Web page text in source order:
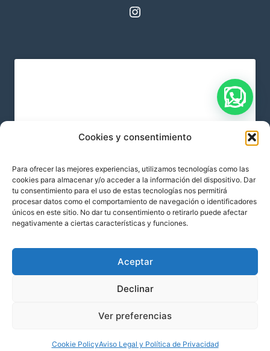
Cookies y consentimiento
Para ofrecer las mejores experiencias, utilizamos tecnologías como las
cookies para almacenar y/o acceder a la información del dispositivo. Dar
tu consentimiento para el uso de estas tecnologías nos permitirá
procesar datos como el comportamiento de navegación o identificadores
únicos en este sitio. No dar tu consentimiento o retirarlo puede afectar
negativamente a ciertas características y funciones.
Aceptar
Declinar
Ver preferencias
Cookie PolicyAviso Legal y Política de Privacidad
Instagram
marketing y permitir este contenido
© 2026 360rotulacion.com
Tu Cuenta Carrito